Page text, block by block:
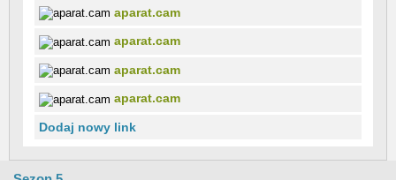
aparat.cam
aparat.cam
aparat.cam
aparat.cam
Dodaj nowy link